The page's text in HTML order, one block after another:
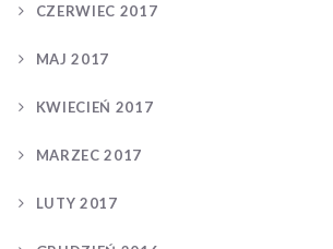
CZERWIEC 2017
MAJ 2017
KWIECIEŃ 2017
MARZEC 2017
LUTY 2017